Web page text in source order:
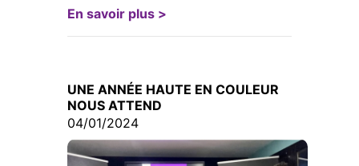
En savoir plus >
UNE ANNÉE HAUTE EN COULEUR
NOUS ATTEND
04/01/2024